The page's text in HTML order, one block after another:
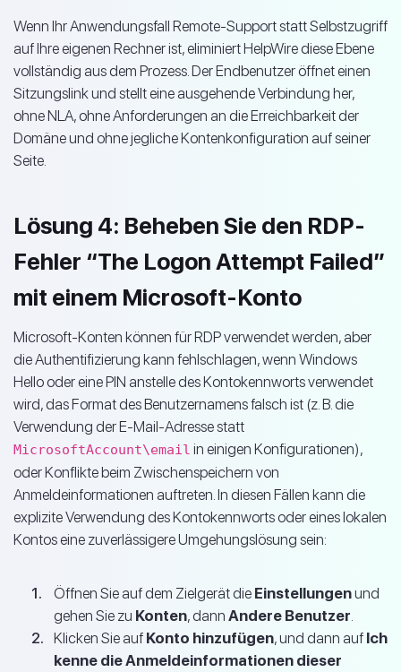
Wenn Ihr Anwendungsfall Remote-Support statt Selbstzugriff
auf Ihre eigenen Rechner ist, eliminiert HelpWire diese Ebene
vollständig aus dem Prozess. Der Endbenutzer öffnet einen
Sitzungslink und stellt eine ausgehende Verbindung her,
ohne NLA, ohne Anforderungen an die Erreichbarkeit der
Domäne und ohne jegliche Kontenkonfiguration auf seiner
Seite.
Lösung 4: Beheben Sie den RDP-
Fehler “The Logon Attempt Failed”
mit einem Microsoft-Konto
Microsoft-Konten können für RDP verwendet werden, aber
die Authentifizierung kann fehlschlagen, wenn Windows
Hello oder eine PIN anstelle des Kontokennworts verwendet
wird, das Format des Benutzernamens falsch ist (z. B. die
Verwendung der E-Mail-Adresse statt
MicrosoftAccount\email in einigen Konfigurationen),
oder Konflikte beim Zwischenspeichern von
Anmeldeinformationen auftreten. In diesen Fällen kann die
explizite Verwendung des Kontokennworts oder eines lokalen
Kontos eine zuverlässigere Umgehungslösung sein:
Öffnen Sie auf dem Zielgerät die Einstellungenund
gehen Sie zu Konten, dann Andere Benutzer
Klicken Sie auf Konto hinzufügen, und dann auf Ich
kenne die Anmeldeinformationen dieser